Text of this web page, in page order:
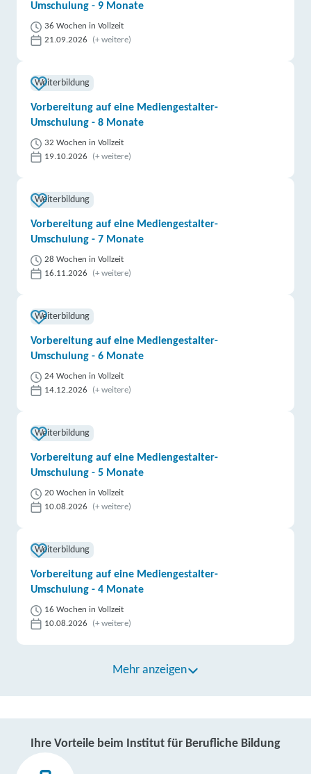
Umschulung - 9 Monate
36 Wochen in Vollzeit
21.09.2026
(+ weitere)
Weiterbildung
Vorbereitung auf eine Mediengestalter-
Umschulung - 8 Monate
32 Wochen in Vollzeit
19.10.2026
(+ weitere)
Weiterbildung
Vorbereitung auf eine Mediengestalter-
Umschulung - 7 Monate
28 Wochen in Vollzeit
16.11.2026
(+ weitere)
Weiterbildung
Vorbereitung auf eine Mediengestalter-
Umschulung - 6 Monate
24 Wochen in Vollzeit
14.12.2026
(+ weitere)
Weiterbildung
Vorbereitung auf eine Mediengestalter-
Umschulung - 5 Monate
20 Wochen in Vollzeit
10.08.2026
(+ weitere)
Weiterbildung
Vorbereitung auf eine Mediengestalter-
Umschulung - 4 Monate
16 Wochen in Vollzeit
10.08.2026
(+ weitere)
Mehr anzeigen
Ihre Vorteile beim Institut für Berufliche Bildung